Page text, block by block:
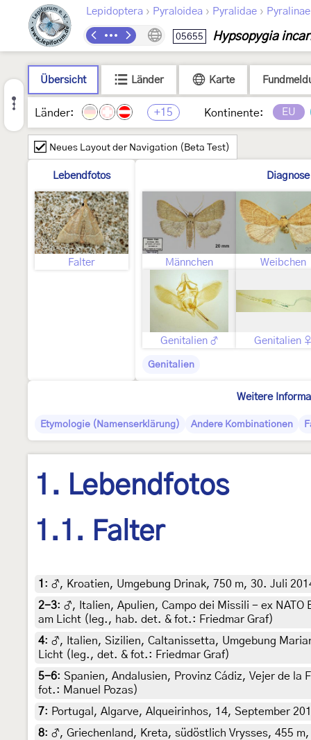
Lepidoptera › Pyraloidea › Pyralidae › Pyralinae
05655 Hypsopygia
Übersicht Länder Karte
Länder: +15 Kontinente: EU
Neues Layout der Navigation (Beta Test)
Lebendfotos
Falter
Diagnose
Männchen Weibchen
Genitalien ♂ Genitalien ♀
Genitalien
Weitere
Etymologie (Namenserklärung) Andere Kombinationen
1. Lebendfotos
1.1. Falter
1 : ♂, Kroatien, Umgebung Drinak, 750 m, 30. Juli
2-3: ♂, Italien, Apulien, Campo dei Missili - ex
am Licht (leg., hab. det. & fot.: Friedmar Graf)
4: ♂, Italien, Sizilien, Caltanissetta, Umgebung
Licht (leg., det. & fot.: Friedmar Graf)
5-6: Spanien, Andalusien, Provinz Cádiz, Vejer de
fot.: Manuel Pozas)
7: Portugal, Algarve, Alqueirinhos, 14, September
8: ♂, Griechenland, Kreta, südöstlich Vrysses, 455